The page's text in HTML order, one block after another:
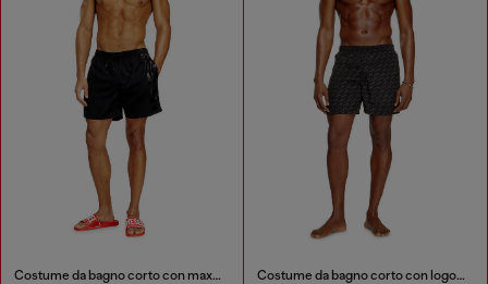
Costume da bagno corto con maxi logo Costume da bagno corto con logo all-over